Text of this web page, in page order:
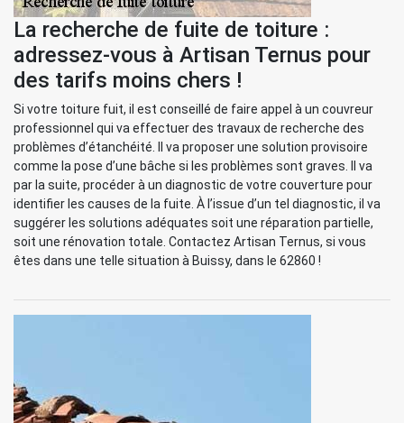
La recherche de fuite de toiture :
adressez-vous à Artisan Ternus pour
des tarifs moins chers !
Si votre toiture fuit, il est conseillé de faire appel à un couvreur
professionnel qui va effectuer des travaux de recherche des
problèmes d’étanchéité. Il va proposer une solution provisoire
comme la pose d’une bâche si les problèmes sont graves. Il va
par la suite, procéder à un diagnostic de votre couverture pour
identifier les causes de la fuite. À l’issue d’un tel diagnostic, il va
suggérer les solutions adéquates soit une réparation partielle,
soit une rénovation totale. Contactez Artisan Ternus, si vous
êtes dans une telle situation à Buissy, dans le 62860 !